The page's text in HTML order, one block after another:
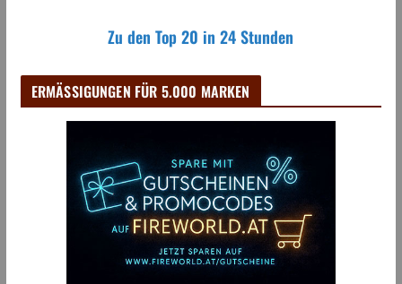
Zu den Top 20 in 24 Stunden
ERMÄSSIGUNGEN FÜR 5.000 MARKEN